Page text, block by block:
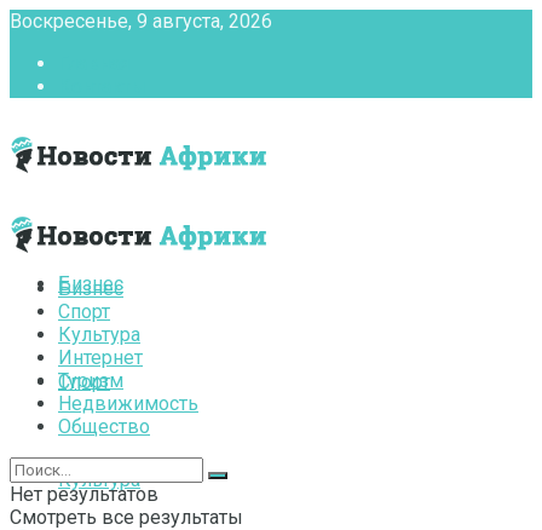
Воскресенье, 9 августа, 2026
Бизнес
Спорт
Культура
Бизнес
Спорт
Культура
Интернет
Туризм
Недвижимость
Общество
Нет результатов
Смотреть все результаты